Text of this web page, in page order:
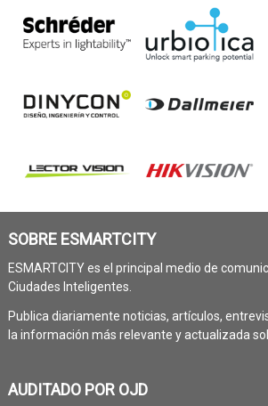
SOBRE ESMARTCITY
ESMARTCITY es el principal medio de
Ciudades Inteligentes.
Publica diariamente noticias, artículos,
la información más relevante y actualizada
AUDITADO POR OJD